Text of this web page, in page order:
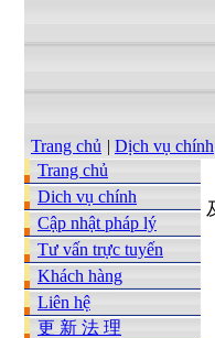
Trang chủ | Dịch vụ chính
Trang chủ
Dich vụ chính
Cập nhật pháp lý
Tư vấn trực tuyến
Khách hàng
Liên hệ
更 新 法 理